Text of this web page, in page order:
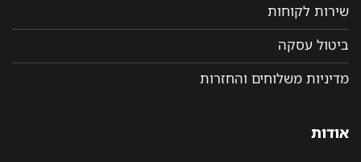
שירות לקוחות
ביטול עסקה
מדיניות משלוחים והחזרות
אודות